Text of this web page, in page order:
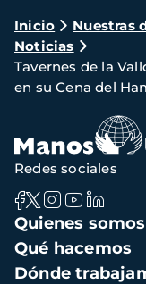
Ruta
de
navegación
Inicio Nuestras
Noticias
Tavernes de la
en su Cena del
Navegación
principal
Quienes somos
Qué hacemos
Dónde
Redes sociales